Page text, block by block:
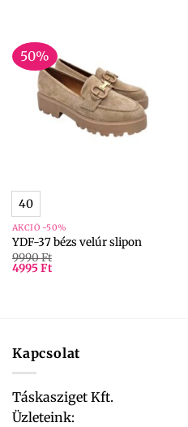
50%
40
AKCIÓ -50%
YDF-37 bézs velúr slipon
9990Ft
4995Ft
Kapcsolat
Táskasziget Kft.
Üzleteink: